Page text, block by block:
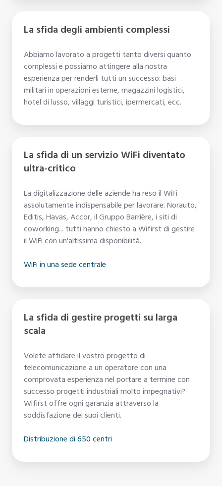
La sfida degli ambienti complessi
Abbiamo lavorato a progetti tanto diversi quanto
complessi e possiamo attingere alla nostra
esperienza per renderli tutti un successo: basi
militari in operazioni esterne, magazzini logistici,
hotel di lusso, villaggi turistici, ipermercati, ecc.
sfida
servizio
WiFi
diventato
ultra-
La sfida di un servizio WiFi diventato
ultra-critico
La digitalizzazione delle aziende ha reso il WiFi
assolutamente indispensabile per lavorare. Norauto,
Editis, Havas, Accor, il Gruppo Barrière, i siti di
coworking... tutti hanno chiesto a Wifirst di gestire
il WiFi con un'altissima disponibilità.
WiFi in una sede centrale
sfida
progetti
larga
scala
La sfida di gestire progetti su larga
scala
Volete affidare il vostro progetto di
telecomunicazione a un operatore con una
comprovata esperienza nel portare a termine con
successo progetti industriali molto impegnativi?
Wifirst offre ogni garanzia attraverso la
soddisfazione dei suoi clienti.
Distribuzione di 650 centri